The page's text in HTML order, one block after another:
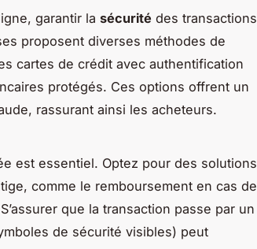
garantir la sécurité des transactions
proposent diverses méthodes de
cartes de crédit avec authentification
protégés. Ces options offrent un
rassurant ainsi les acheteurs.
est essentiel. Optez pour des solutions
comme le remboursement en cas de
que la transaction passe par un
de sécurité visibles) peut